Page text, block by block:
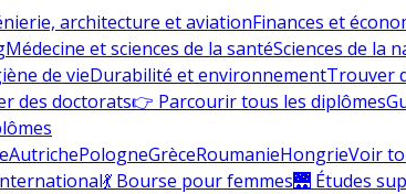
architecture et aviationFinances et
Médecine et sciences de la santéSciences de la
de vieDurabilité et environnementTrouver
des doctorats👉 Parcourir tous les diplômes
AutrichePologneGrèceRoumanieHongrieVoir
💃 Bourse pour femmes🌉 Études